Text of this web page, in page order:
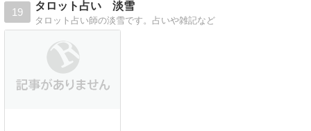
19
タロット占い 淡雪
タロット占い師の淡雪です。占いや雑記など